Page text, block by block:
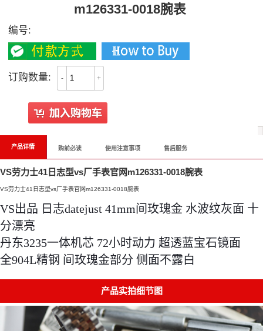
m126331-0018腕表
编号:
订购数量: - +
产品详情 购前必读 使用注意事项 售后服务
VS劳力士41日志型vs厂手表官网m126331-0018腕表
VS劳力士41日志型vs厂手表官网m126331-0018腕表
VS出品 日志datejust 41mm间玫瑰金 水波纹灰面 十
分漂亮
丹东3235一体机芯 72小时动力 超透蓝宝石镜面
全904L精钢 间玫瑰金部分 侧面不露白
产品实拍细节图